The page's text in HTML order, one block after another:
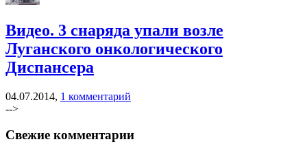
Видео. 3 снаряда упали возле
Луганского онкологического
Диспансера
04.07.2014, 1 комментарий
-->
Свежие комментарии